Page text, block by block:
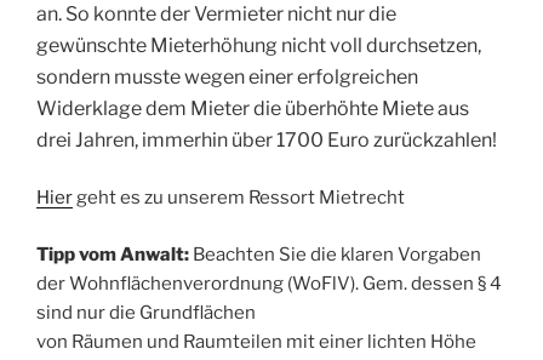
an. So konnte der Vermieter nicht nur die
gewünschte Mieterhöhung nicht voll durchsetzen,
sondern musste wegen einer erfolgreichen
Widerklage dem Mieter die überhöhte Miete aus
drei Jahren, immerhin über 1700 Euro zurückzahlen!
Hiergeht es zu unserem Ressort Mietrecht
Tipp vom Anwalt: Beachten Sie die klaren Vorgaben
der Wohnflächenverordnung (WoFlV). Gem. dessen § 4
sind nur die Grundflächen
von Räumen und Raumteilen mit einer lichten Höhe